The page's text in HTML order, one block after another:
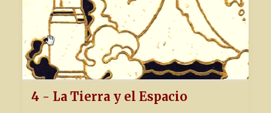
4 - La Tierra y el Espacio